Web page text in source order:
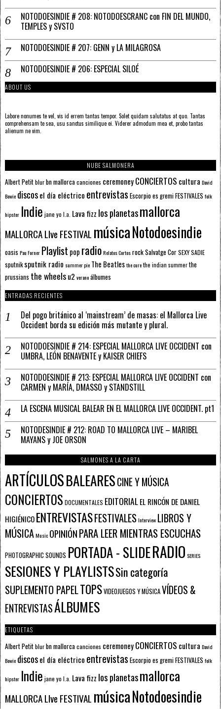
NOTODOESINDIE # 208: NOTODOESCRANC con FIN DEL MUNDO,
TEMPLES y SVSTO
NOTODOESINDIE # 207: GENN y LA MILAGROSA
NOTODOESINDIE # 206: ESPECIAL SILOÉ
ABOUT US
Labore nonumes te vel, vis id errem tantas tempor. Solet quidam salutatus at quo. Tantas
comprehensam te sea, usu sanctus similique ei. Viderer admodum mea et, probo tantas
alienum ne vim.
NUBE SALMONERA
Albert Petitblurbn mallorcacanciones ceremoneyCONCIERTOS cultura David
Bowie discosel día eléctrico entrevistas Escorpioes gremiFESTIVALES folk
hipster Indie jane yo l.a. Lava fizz los planetasmallorca
MALLORCA LIve FESTIVAL músicaNotodoesindie
oasis Pau Forner Playlist pop radioRelatos CortosrockSalvatge CorSEXY SADIE
sputnik sputnik radio summer pie The Beatlesthe curethe indian summerthe
prussians the wheelsu2 veranoálbumes
ENTRADAS RECIENTES
Del pogo británico al ‘mainstream’ de masas: el Mallorca Live
Occident borda su edición más mutante y plural.
NOTODOESINDIE # 214: ESPECIAL MALLORCA LIVE OCCIDENT con
UMBRA, LEÓN BENAVENTE y KAISER CHIEFS
NOTODOESINDIE # 213: ESPECIAL MALLORCA LIVE OCCIDENT con
CARMEN y MARÍA, DMASSO y STANDSTILL
LA ESCENA MUSICAL BALEAR EN EL MALLORCA LIVE OCCIDENT. pt1
NOTODESINDIE # 212: ROAD TO MALLORCA LIVE – MARIBEL
MAYANS y JOE ORSON
SALMONES A LA CARTA
ARTÍCULOSBALEARESCINE Y MÚSICA
CONCIERTOS DOCUMENTALES EDITORIALEL RINCÓN DE DANIEL
HIGIÉNICOENTREVISTASFESTIVALESInterview LIBROS Y
MÚSICAMusic OPINIÓNPARA LEER MIENTRAS ESCUCHAS
PHOTOGRAPHIC SOUNDS PORTADA - SLIDERADIO SERIES
SESIONES Y PLAYLISTSSin categoría
SUPLEMENTO PAPELTOPSVIDEOJUEGOS Y MÚSICAVÍDEOS &
ENTREVISTASÁLBUMES
ETIQUETAS
Albert Petitblurbn mallorcacanciones ceremoneyCONCIERTOS cultura David
Bowie discosel día eléctrico entrevistas Escorpioes gremiFESTIVALES folk
hipster Indie jane yo l.a. Lava fizz los planetasmallorca
MALLORCA LIve FESTIVAL músicaNotodoesindie